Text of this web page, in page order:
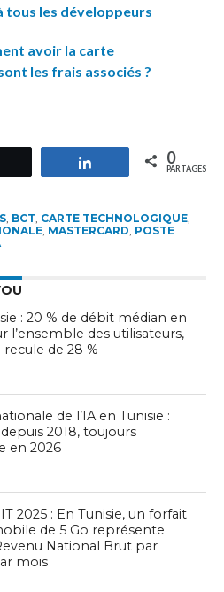
les développeurs
avoir la carte
les frais associés ?
Partagez 0
PARTAGES
, BCT, CARTE TECHNOLOGIQUE,
, MASTERCARD, POSTE
: 20 % de débit médian en
l’ensemble des utilisateurs,
recule de 28 %
de l’IA en Tunisie :
2018, toujours
en 2026
2025 : En Tunisie, un forfait
de 5 Go représente
National Brut par
mois